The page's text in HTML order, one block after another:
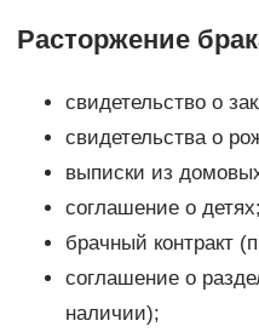
Расторжение
свидетельство о
свидетельства о
выписки из
соглашение о детях;
брачный контракт
соглашение о
наличии);